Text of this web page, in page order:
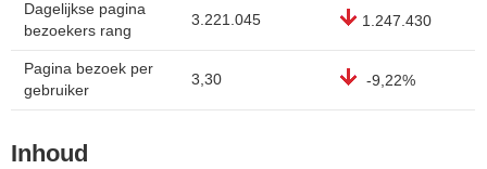
Dagelijkse pagina
bezoekers rang
3.221.045 1.247.430
Pagina bezoek per
gebruiker
3,30 -9,22%
Inhoud